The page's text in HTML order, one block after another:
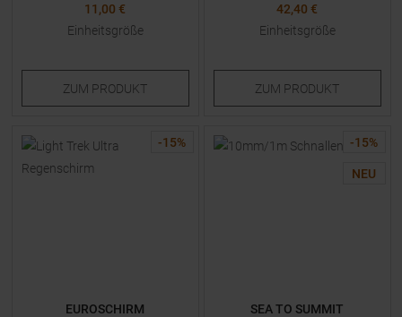
11,00 €
Einheitsgröße
ZUM PRODUKT
42,40 €
Einheitsgröße
ZUM PRODUKT
-15%
EUROSCHIRM
-15%
NEU
SEA TO SUMMIT